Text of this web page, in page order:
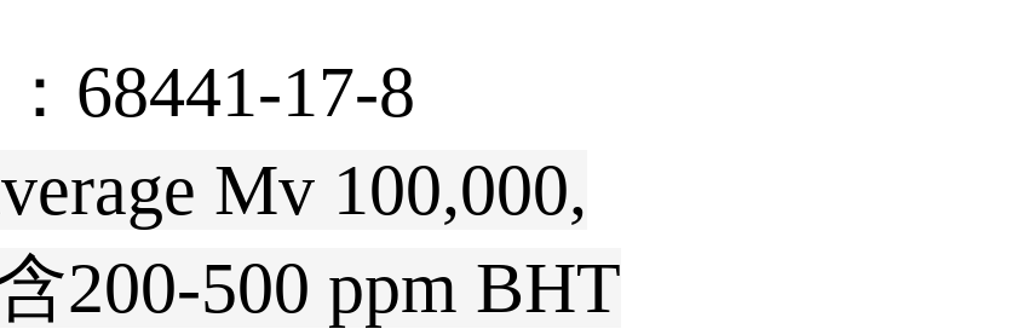
68441-17-8
Mv 100,000,
200-500 ppm BHT